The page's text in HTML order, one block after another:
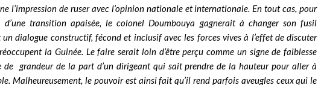
l’impression de ruser avec l’opinion nationale et internationale. En tout cas, pour
transition apaisée, le colonel Doumbouya gagnerait à changer son fusil
un dialogue constructif, fécond et inclusif avec les forces vives à l’effet de discuter
la Guinée. Le faire serait loin d’être perçu comme un signe de faiblesse
grandeur de la part d’un dirigeant qui sait prendre de la hauteur pour aller à
Malheureusement, le pouvoir est ainsi fait qu’il rend parfois aveugles ceux qui le